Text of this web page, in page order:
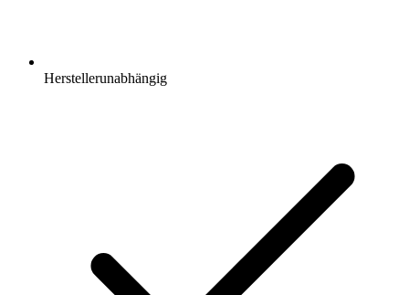
Herstellerunabhängig